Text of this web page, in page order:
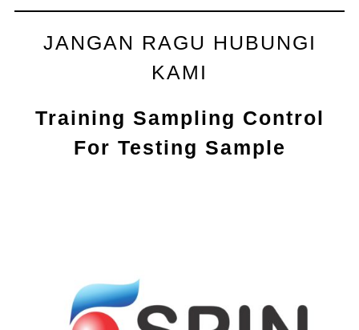
JANGAN RAGU HUBUNGI
KAMI
Training Sampling Control
For Testing Sample